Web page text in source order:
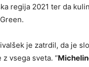
regija 2021 ter da
je zatrdil, da je
vsega sveta. “